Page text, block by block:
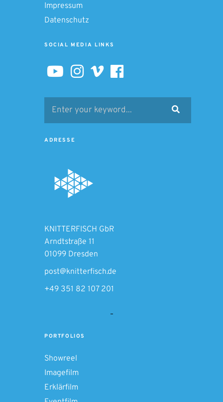
Impressum
Datenschutz
SOCIAL MEDIA LINKS
for:
ADRESSE
KNITTERFISCH GbR
Arndtstraße 11
01099 Dresden
post@knitterfisch.de
+49 351 82 107 201
PORTFOLIOS
Showreel
Imagefilm
Erklärfilm